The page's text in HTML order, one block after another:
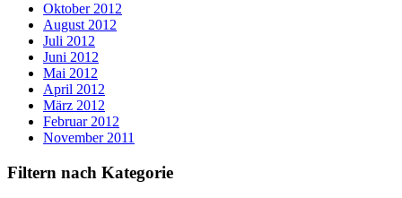
Oktober 2012
August 2012
Juli 2012
Juni 2012
Mai 2012
April 2012
März 2012
Februar 2012
November 2011
Filtern nach Kategorie